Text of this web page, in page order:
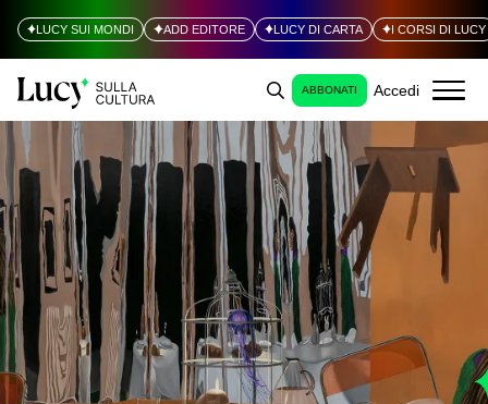
LUCY SUI MONDI ADD EDITORE LUCY DI CARTA I CORSI DI LUCY
ABBONATI Accedi